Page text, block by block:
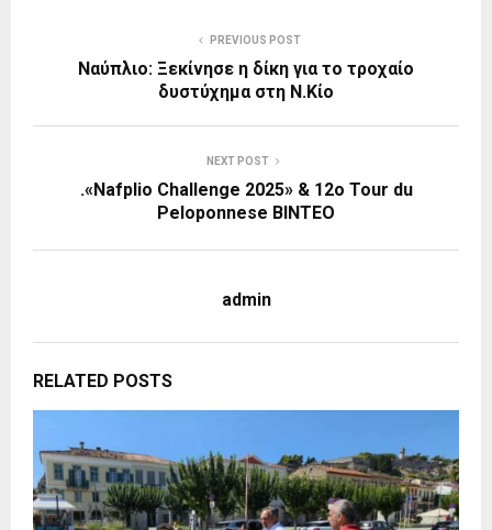
PREVIOUS POST
Ναύπλιο: Ξεκίνησε η δίκη για το τροχαίο
δυστύχημα στη Ν.Κίο
NEXT POST
.«Nafplio Challenge 2025» & 12ο Tour du
Peloponnese BINTEO
admin
RELATED POSTS